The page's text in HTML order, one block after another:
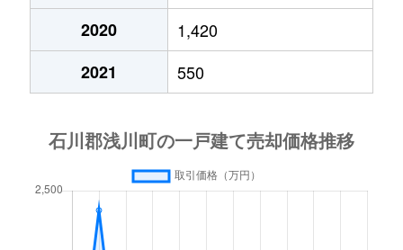
2020
1,420
2021
550